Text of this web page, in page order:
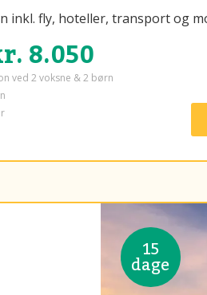
inkl. fly, hoteller, transport og
8.050
ved 2 voksne & 2 børn
15
dage